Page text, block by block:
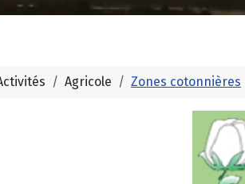
Agricole Zones cotonnières